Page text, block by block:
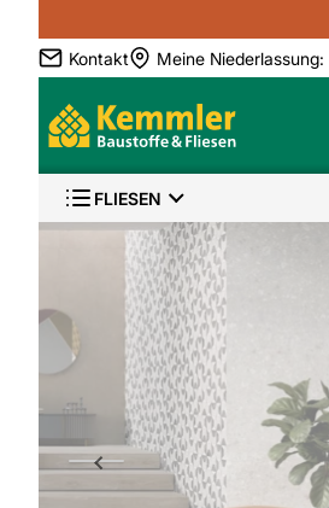
Kontakt
Meine Niederlassung:
FLIESEN